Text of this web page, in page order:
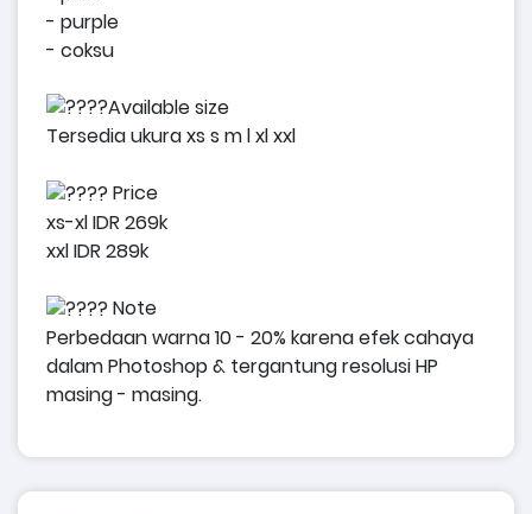
- purple
- coksu
Available size
Tersedia ukura xs s m l xl xxl
Price
xs-xl IDR 269k
xxl IDR 289k
Note
Perbedaan warna 10 - 20% karena efek cahaya
dalam Photoshop & tergantung resolusi HP
masing - masing.